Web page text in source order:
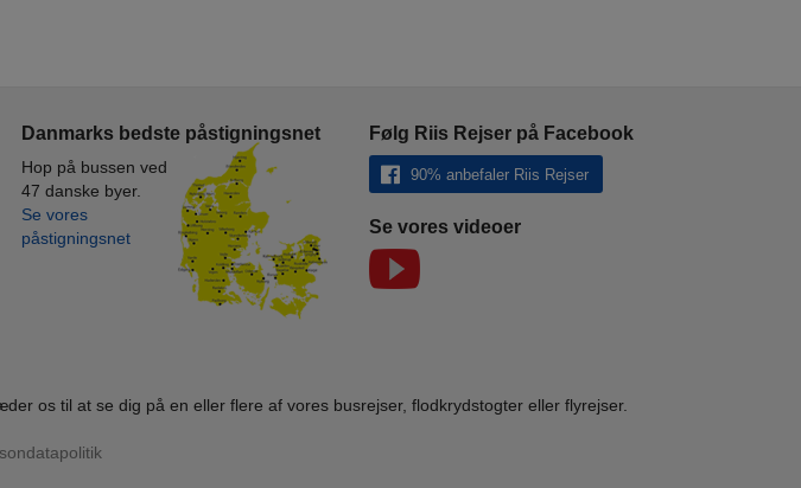
Danmarks bedste påstigningsnet
Hop på bussen ved
47 danske byer.
Se vores
påstigningsnet
Følg Riis Rejser på Facebook
90% anbefaler Riis Rejser
Se vores videoer
os til at se dig på en eller flere af vores busrejser, flodkrydstogter eller flyrejser.